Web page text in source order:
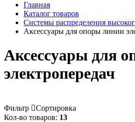
Главная
Каталог товаров
Системы распределения
Аксессуары для опоры линии
Аксессуары для
электропередач
Фильтр
Сортировка
Кол-во товаров: 13